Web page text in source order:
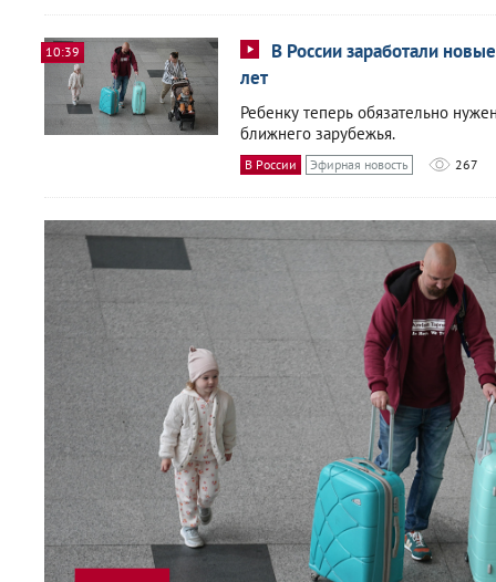
10:39
В России заработали
лет
Ребенку теперь обязательно
ближнего зарубежья.
В России Эфирная новость 267